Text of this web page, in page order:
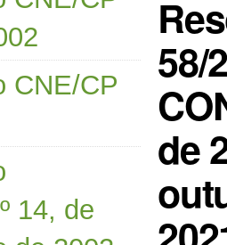
CNE/CP
14, de
58/
de